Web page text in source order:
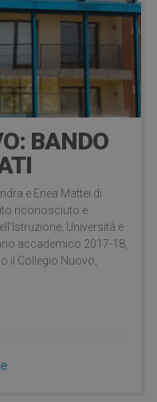
BANDO
e Enea Mattei di
riconosciuto e
Università e
accademico 2017-18,
il Collegio Nuovo,